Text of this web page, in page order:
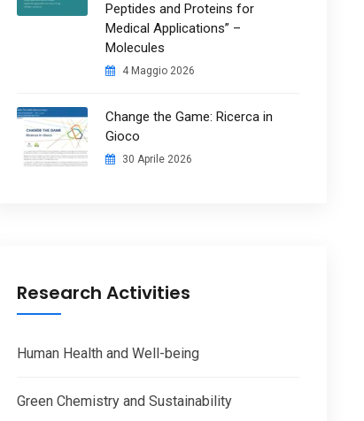
Peptides and Proteins for
Medical Applications” –
Molecules
4 Maggio 2026
Change the Game: Ricerca in
Gioco
30 Aprile 2026
Research Activities
Human Health and Well-being
Green Chemistry and Sustainability